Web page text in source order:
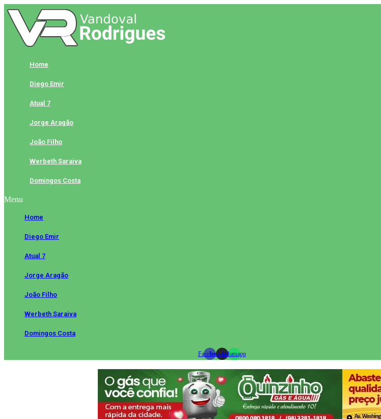
Skip
to
content
Home
Diego Emir
Atual 7
Jorge Aragão
João Filho
Werbeth Saraiva
Domingos Costa
Menu
Home
Diego Emir
Atual 7
Jorge Aragão
João Filho
Werbeth Saraiva
Domingos Costa
FacebookInstagramWhatsapp